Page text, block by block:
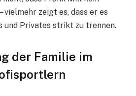
vielmehr zeigt es, dass er es
und Privates strikt zu trennen.
der Familie im